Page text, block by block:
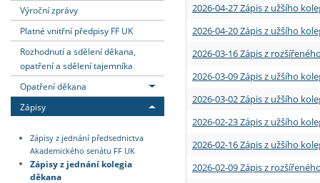
Absolventi fakulty
Vyjíždějící zaměstnanci
Výroční zprávy
Platné vnitřní předpisy FF UK
Rozhodnutí a sdělení děkana,
opatření a sdělení tajemníka
Opatření děkana
Zápisy
Zápisy z jednání předsednictva
Akademického senátu FF UK
Zápisy z jednání kolegia
děkana
2026-04-27 Zápis z užšího
2026-04-20 Zápis z užšího
2026-03-16 Zápis z
2026-03-09 Zápis z užšího
2026-03-02 Zápis z užšího
2026-02-23 Zápis z užšího
2026-02-16 Zápis z užšího
2026-02-09 Zápis z